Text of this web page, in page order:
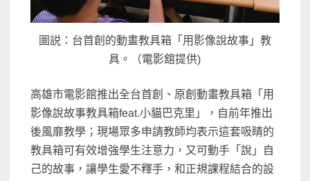
圖説：台首創的動畫教具箱「用影像說故事」教
具。（電影舘提供)
高雄市電影館推出全台首創、原創動畫教具箱「用
影像說故事教具箱feat.小貓巴克里」，自前年推出
後風靡教學；現場眾多申請教師均表示這套吸睛的
教具箱可有效增強學生注意力，又可動手「說」自
己的故事，讓學生愛不釋手，和正規課程結合的設